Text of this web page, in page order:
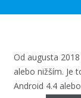
Od augusta
alebo nižším. Je
Android 4.4